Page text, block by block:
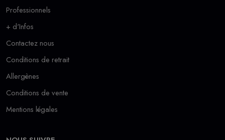
Professionnels
+ d'Infos
Contactez nous
Conditions de retrait
Allergènes
Conditions de vente
Mentions légales